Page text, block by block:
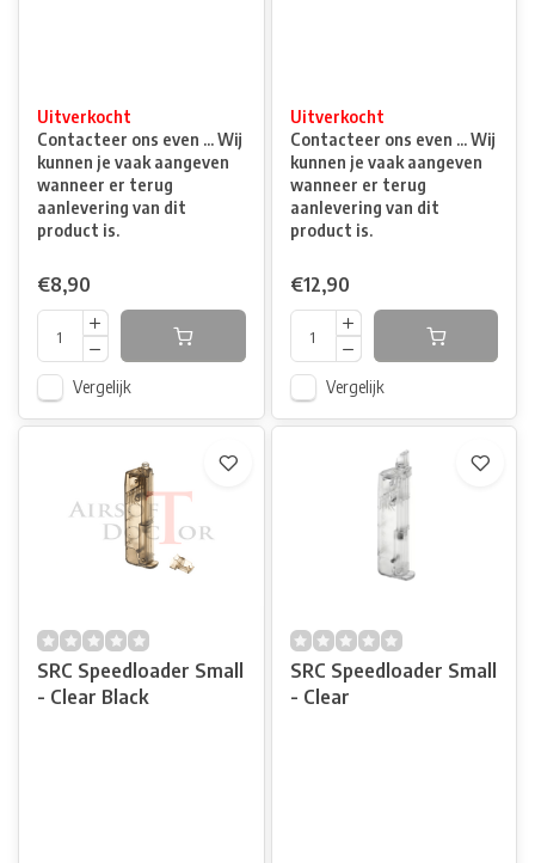
Uitverkocht
Contacteer ons even ... Wij
kunnen je vaak aangeven
wanneer er terug
aanlevering van dit
product is.
€8,90
Vergelijk
Uitverkocht
Contacteer ons even ... Wij
kunnen je vaak aangeven
wanneer er terug
aanlevering van dit
product is.
€12,90
Vergelijk
SRC Speedloader Small
- Clear Black
SRC Speedloader Small
- Clear